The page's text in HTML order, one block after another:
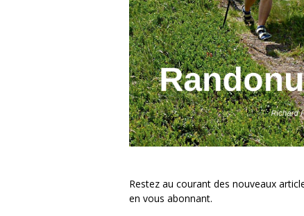
Restez au courant des nouveaux
en vous abonnant.